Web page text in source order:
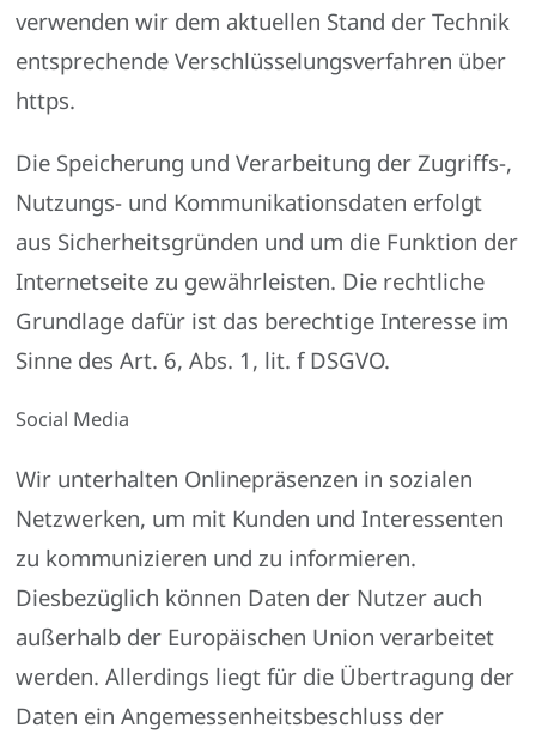
verwenden wir dem aktuellen Stand der Technik
entsprechende Verschlüsselungsverfahren über
https.
Die Speicherung und Verarbeitung der Zugriffs-,
Nutzungs- und Kommunikationsdaten erfolgt
aus Sicherheitsgründen und um die Funktion der
Internetseite zu gewährleisten. Die rechtliche
Grundlage dafür ist das berechtige Interesse im
Sinne des Art. 6, Abs. 1, lit. f DSGVO.
Social Media
Wir unterhalten Onlinepräsenzen in sozialen
Netzwerken, um mit Kunden und Interessenten
zu kommunizieren und zu informieren.
Diesbezüglich können Daten der Nutzer auch
außerhalb der Europäischen Union verarbeitet
werden. Allerdings liegt für die Übertragung der
Daten ein Angemessenheitsbeschluss der